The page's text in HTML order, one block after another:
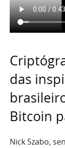
das
Bitcoin
Nick Szabo,